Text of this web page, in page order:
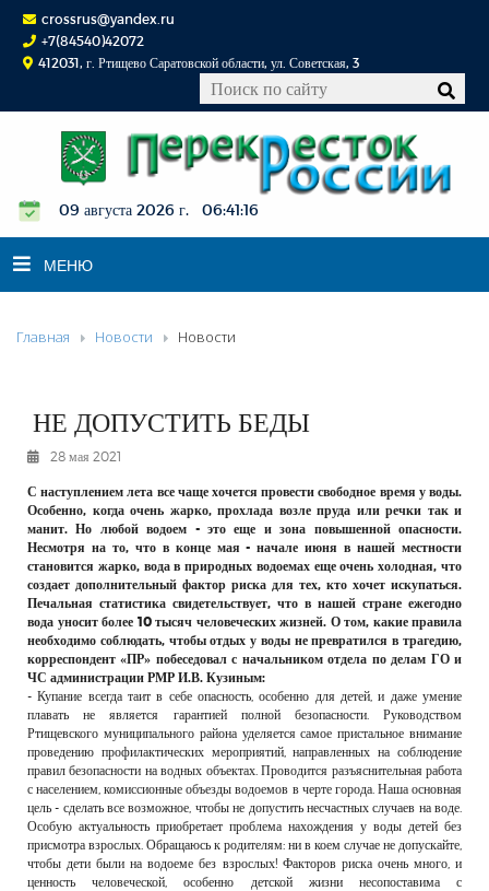
crossrus@yandex.ru
+7(84540)42072
412031, г. Ртищево Саратовской области, ул. Советская, 3
09 августа 2026 г. 06:41:17
МЕНЮ
НОВОСТИ
К СВЕДЕНИЮ
КОНКУРСЫ
РЕКЛАМОДАТЕЛЯМ
ОБЪЯВЛЕНИЯ
КОНТАКТЫ
Главная Новости Новости
НЕ ДОПУСТИТЬ БЕДЫ
28 мая 2021
С наступлением лета все чаще хочется провести свободное время у воды.
Особенно, когда очень жарко, прохлада возле пруда или речки так и
манит. Но любой водоем - это еще и зона повышенной опасности.
Несмотря на то, что в конце мая - начале июня в нашей местности
становится жарко, вода в природных водоемах еще очень холодная, что
создает дополнительный фактор риска для тех, кто хочет искупаться.
Печальная статистика свидетельствует, что в нашей стране ежегодно
вода уносит более 10 тысяч человеческих жизней. О том, какие правила
необходимо соблюдать, чтобы отдых у воды не превратился в трагедию,
корреспондент «ПР» побеседовал с начальником отдела по делам ГО и
ЧС администрации РМР И.В. Кузиным:
- Купание всегда таит в себе опасность, особенно для детей, и даже умение
плавать не является гарантией полной безопасности. Руководством
Ртищевского муниципального района уделяется самое пристальное внимание
проведению профилактических мероприятий, направленных на соблюдение
правил безопасности на водных объектах. Проводится разъяснительная работа
с населением, комиссионные объезды водоемов в черте города. Наша основная
цель - сделать все возможное, чтобы не допустить несчастных случаев на воде.
Особую актуальность приобретает проблема нахождения у воды детей без
присмотра взрослых. Обращаюсь к родителям: ни в коем случае не допускайте,
чтобы дети были на водоеме без взрослых! Факторов риска очень много, и
ценность человеческой, особенно детской жизни несопоставима с